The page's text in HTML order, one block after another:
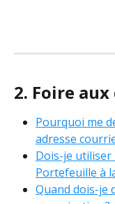
2. Foire
Pourquoi me
adresse
Dois-je utiliser
Portefeuille à
Quand dois-je